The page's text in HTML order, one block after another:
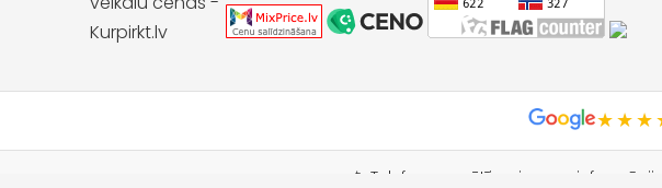
📱 Telefons pasūtījumiem un